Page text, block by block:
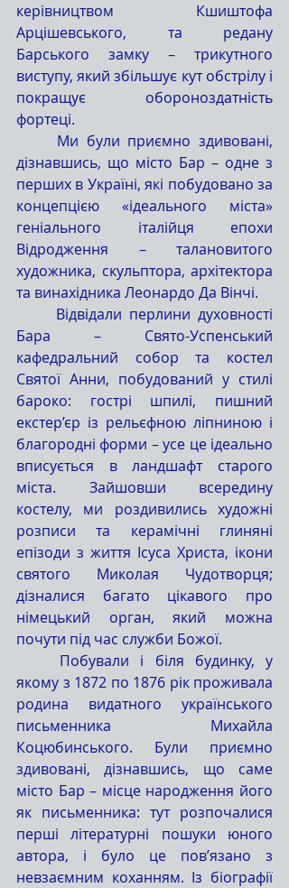
керівництвом Кшиштофа
Арцішевського, та редану
Барського замку – трикутного
виступу, який збільшує кут обстрілу і
покращує обороноздатність
фортеці.
дізнавшись, що місто Бар – одне з
перших в Україні, які побудовано за
концепцією «ідеального міста»
геніального італійця епохи
Відродження – талановитого
художника, скульптора, архітектора
та винахідника Леонардо Да Вінчі.
Бара – Свято-Успенський
кафедральний собор та костел
Святої Анни, побудований у стилі
бароко: гострі шпилі, пишний
екстер’єр із рельєфною ліпниною і
благородні форми – усе це ідеально
вписується в ландшафт старого
міста. Зайшовши всередину
костелу, ми роздивились художні
розписи та керамічні глиняні
епізоди з життя Ісуса Христа, ікони
святого Миколая Чудотворця;
дізналися багато цікавого про
німецький орган, який можна
почути під час служби Божої.
якому з 1872 по 1876 рік проживала
родина видатного українського
письменника Михайла
Коцюбинського. Були приємно
здивовані, дізнавшись, що саме
місто Бар – місце народження його
як письменника: тут розпочалися
перші літературні пошуки юного
автора, і було це пов’язано з
невзаємним коханням. Із біографії